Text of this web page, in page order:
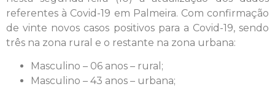
referentes à Covid-19 em Palmeira. Com confirmação
de vinte novos casos positivos para a Covid-19, sendo
três na zona rural e o restante na zona urbana:
Masculino – 06 anos – rural;
Masculino – 43 anos – urbana;